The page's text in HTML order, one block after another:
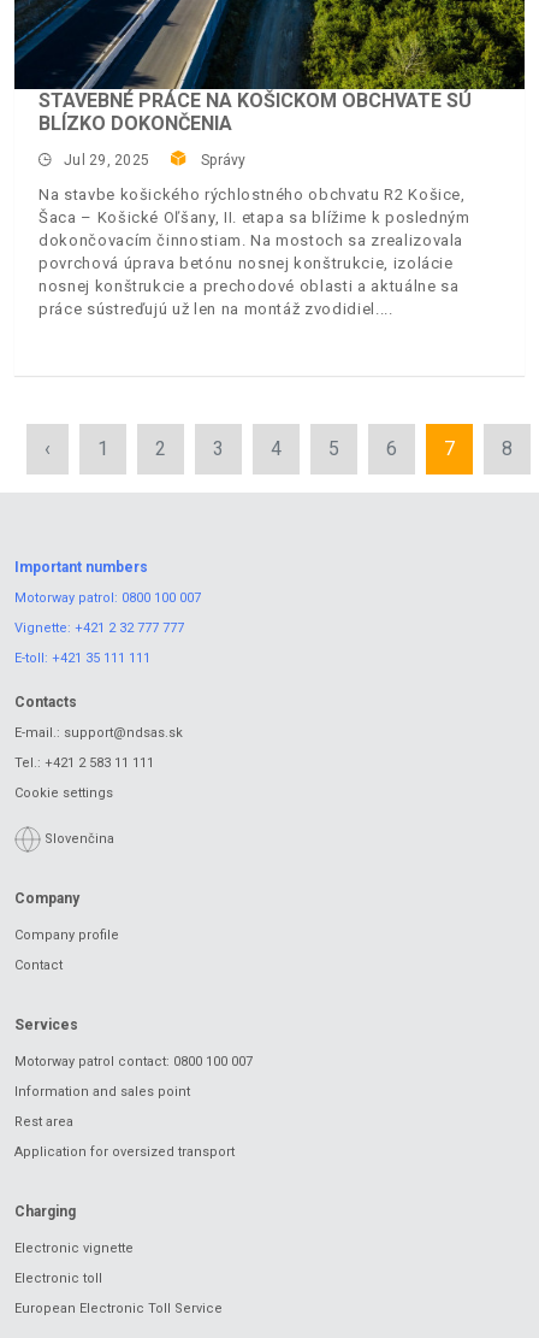
STAVEBNÉ PRÁCE NA KOŠICKOM OBCHVATE SÚ
BLÍZKO DOKONČENIA
Jul 29, 2025 Správy
Na stavbe košického rýchlostného obchvatu R2 Košice,
Šaca – Košické Oľšany, II. etapa sa blížime k posledným
dokončovacím činnostiam. Na mostoch sa zrealizovala
povrchová úprava betónu nosnej konštrukcie, izolácie
nosnej konštrukcie a prechodové oblasti a aktuálne sa
práce sústreďujú už len na montáž zvodidiel.
‹ 1 2 3 4 5 6 7 8
Important numbers
Motorway patrol: 0800 100 007
Vignette: +421 2 32 777 777
E-toll: +421 35 111 111
Contacts
E-mail.: support@ndsas.sk
Tel.: +421 2 583 11 111
Cookie settings
Slovenčina
Company
Company profile
Contact
Services
Motorway patrol contact: 0800 100 007
Information and sales point
Rest area
Application for oversized transport
Charging
Electronic vignette
Electronic toll
European Electronic Toll Service